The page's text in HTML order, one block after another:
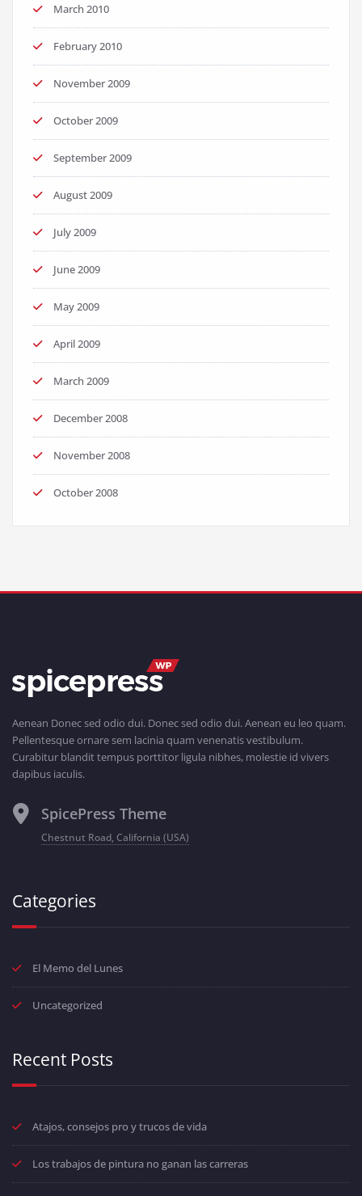
March 2010
February 2010
November 2009
October 2009
September 2009
August 2009
July 2009
June 2009
May 2009
April 2009
March 2009
December 2008
November 2008
October 2008
Aenean Donec sed odio dui. Donec sed odio dui. Aenean eu leo quam.
Pellentesque ornare sem lacinia quam venenatis vestibulum.
Curabitur blandit tempus porttitor ligula nibhes, molestie id vivers
dapibus iaculis.
SpicePress Theme
Chestnut Road, California (USA)
Categories
El Memo del Lunes
Uncategorized
Recent Posts
Atajos, consejos pro y trucos de vida
Los trabajos de pintura no ganan las carreras